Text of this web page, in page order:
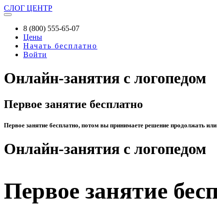
СЛОГ ЦЕНТР
8 (800) 555-65-07
Цены
Начать бесплатно
Войти
Онлайн-занятия с логопедом
Первое занятие бесплатно
Первое занятие бесплатно, потом вы принимаете решение продолжать или
Онлайн-занятия с логопедом
Первое занятие